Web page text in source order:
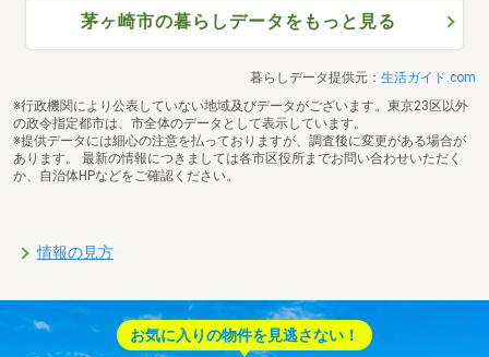
茅ヶ崎市の暮らしデータをもっと見る
暮らしデータ提供元： 生活ガイド.com
※行政機関により公表していない地域及びデータがございます。東京23区以外
の政令指定都市は、市全体のデータとして表示しています。
※提供データには細心の注意を払っておりますが、調査後に変更がある場合が
あります。 最新の情報につきましては各市区役所までお問い合わせいただく
か、自治体HPなどをご確認ください。
情報の見方
お気に入りの物件を見逃さない！